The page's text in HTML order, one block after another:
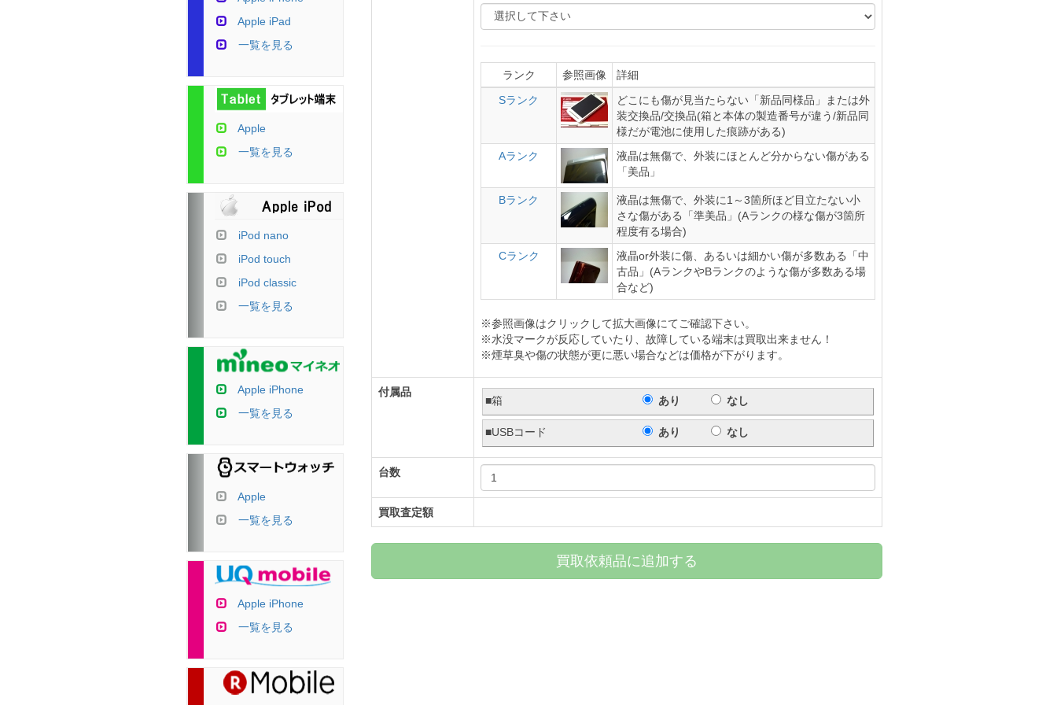
ランク 参照画像
詳細
Sランク
どこにも傷が見当たらない「新品同様品」または外
装交換品/交換品(箱と本体の製造番号が違う/新品同
様だが電池に使用した痕跡がある)
Aランク
液晶は無傷で、外装にほとんど分からない傷がある
「美品」
Bランク
液晶は無傷で、外装に1～3箇所ほど目立たない小
さな傷がある「準美品」(Aランクの様な傷が3箇所
程度有る場合)
Cランク
液晶or外装に傷、あるいは細かい傷が多数ある「中
古品」(AランクやBランクのような傷が多数ある場
合など)
※参照画像はクリックして拡大画像にてご確認下さい。
※水没マークが反応していたり、故障している端末は買取出来ません！
※煙草臭や傷の状態が更に悪い場合などは価格が下がります。
付属品
■箱 あり なし
■USBコード あり なし
台数
買取査定額
買取依頼品に追加する
Apple iPad
一覧を見る
Apple
一覧を見る
iPod nano
iPod touch
iPod classic
一覧を見る
Apple iPhone
一覧を見る
Apple
一覧を見る
Apple iPhone
一覧を見る